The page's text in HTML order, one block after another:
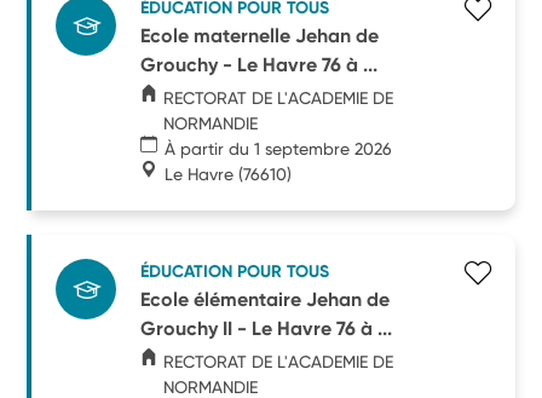
ÉDUCATION POUR TOUS
Ecole maternelle Jehan de
Grouchy - Le Havre 76 à ...
RECTORAT DE L'ACADEMIE DE
NORMANDIE
À partir du 1 septembre 2026
Le Havre (76610)
ÉDUCATION POUR TOUS
Ecole élémentaire Jehan de
Grouchy II - Le Havre 76 à ...
RECTORAT DE L'ACADEMIE DE
NORMANDIE